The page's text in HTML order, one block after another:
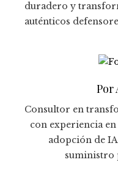
duradero y
auténticos
Por
Consultor en
con experiencia
adopción de
suministro